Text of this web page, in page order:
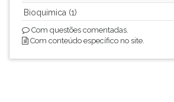
Bioquimica (1)
Com questões comentadas.
Com conteúdo específico no site.